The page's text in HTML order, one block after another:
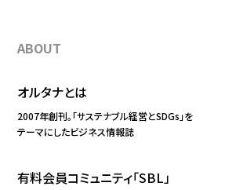
ABOUT
オルタナとは
2007年創刊。「サステナブル経営とSDGs」を
テーマにしたビジネス情報誌
有料会員コミュニティ「SBL」